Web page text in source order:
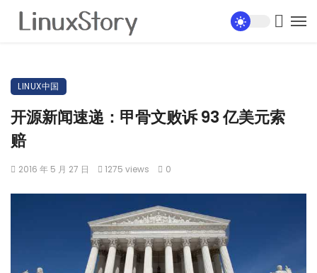
LINUX中国
开源新闻速递：甲骨文败诉 93 亿美元索
赔
2016 年 5 月 27 日 1275 views 0